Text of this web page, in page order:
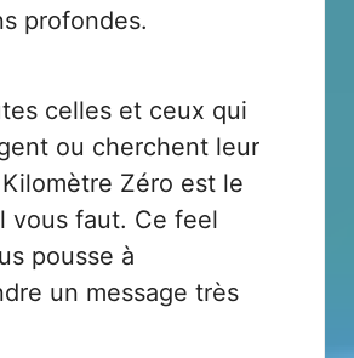
profondes.
celles et ceux qui
ou cherchent leur
Zéro est le
vous faut. Ce feel
pousse à
un message très